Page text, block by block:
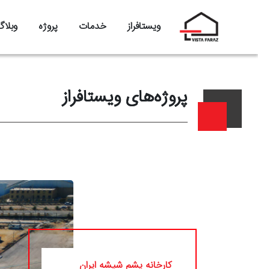
ویستافراز خدمات پروژه
پروژه‌های ویستافراز